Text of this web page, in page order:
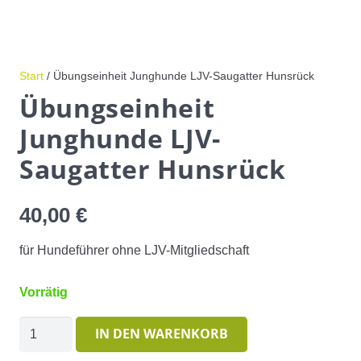
Start / Übungseinheit Junghunde LJV-Saugatter Hunsrück
Übungseinheit
Junghunde LJV-
Saugatter Hunsrück
40,00 €
für Hundeführer ohne LJV-Mitgliedschaft
Vorrätig
Übungseinheit
Junghunde
IN DEN WARENKORB